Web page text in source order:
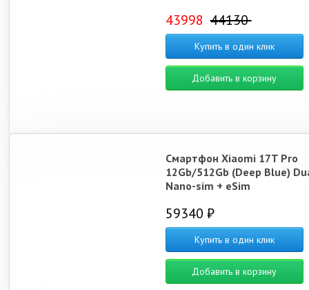
Redmi A5
43998 44130
Купить в один клик
Добавить в корзину
Смартфон Xiaomi 17T Pro
12Gb/512Gb (Deep Blue)
Nano-sim + eSim
59340 ₽
Купить в один клик
Добавить в корзину